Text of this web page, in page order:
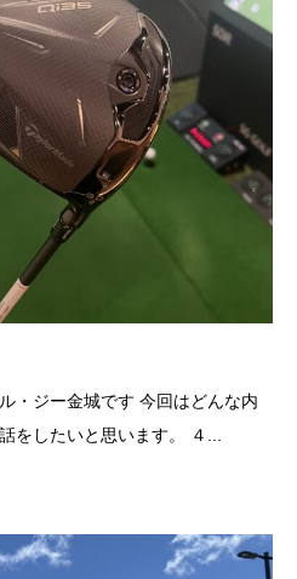
・ジー金城です 今回はどんな内
をしたいと思います。 ４...